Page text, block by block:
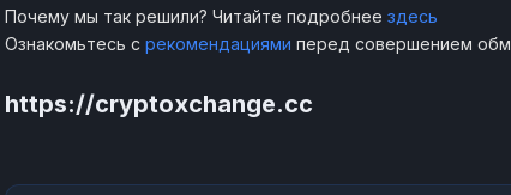
Почему мы так решили? Читайте подробнее здесь
Ознакомьтесь с рекомендациями перед совершением
https://cryptoxchange.cc